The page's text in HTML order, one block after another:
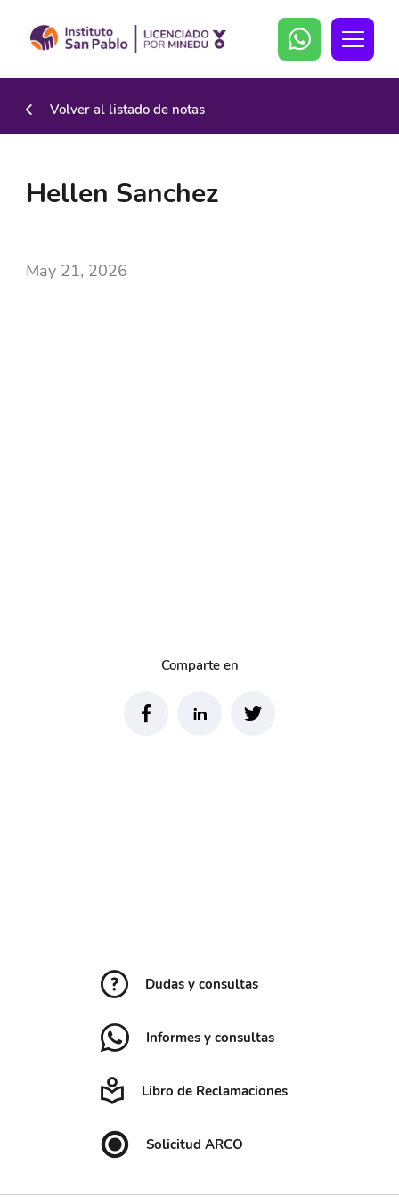
Volver al listado de notas
Hellen Sanchez
May 21, 2026
Comparte en
Dudas y consultas
Informes y consultas
Libro de Reclamaciones
Solicitud ARCO